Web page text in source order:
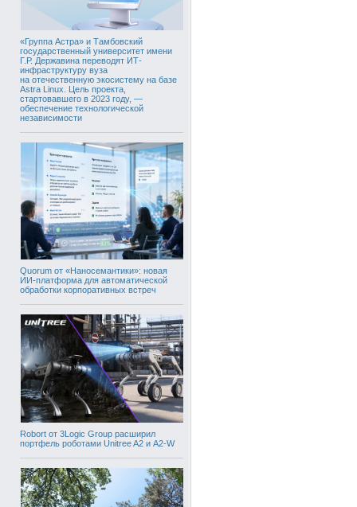
«Группа Астра» и Тамбовский
государственный университет имени
Г.Р. Державина переводят ИТ-
инфраструктуру вуза
на отечественную экосистему на базе
Astra Linux. Цель проекта,
стартовавшего в 2023 году, —
обеспечение технологической
независимости
Quorum от «Наносемантики»: новая
ИИ-платформа для автоматической
обработки корпоративных встреч
Robort от 3Logic Group расширил
портфель роботами Unitree A2 и A2-W